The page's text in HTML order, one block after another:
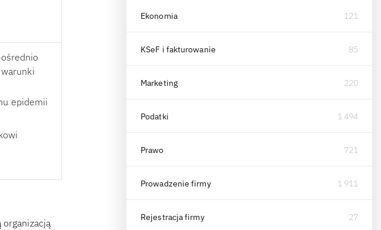
epidemii
Ekonomia 121
KSeF i fakturowanie 85
Marketing 220
Podatki 1 494
Prawo 721
Prowadzenie firmy 1 911
Rejestracja firmy 27